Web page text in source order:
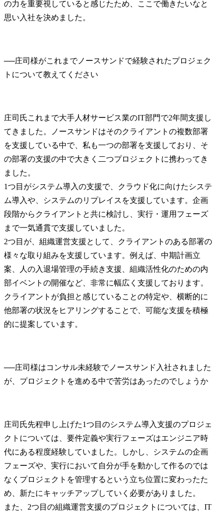
の力を重要視していると感じたため、ここで働きたいなと
思い入社を決めました。
──庄司様がこれまでノースサンドで経験されたプロジェク
庄司氏これまで大手人材サービス業のIT部門で2年間支援し
てきました。ノースサンドはそのクライアントの複数部署
を支援している中で、私も一つの部署を支援しており、そ
の部署の支援の中で大きく二つプロジェクトに携わってき
ました。
1つ目がシステム導入の支援で、クラウド化に向けたシステ
ム導入や、システムのリプレイスを支援しています。企画
段階からクライアントと共に検討し、実行・運用フェーズ
まで一気通貫で支援していました。
2つ目が、組織運営支援として、クライアントのある部署の
様々な取り組みを支援しています。例えば、中期計画立
案、人の入退場管理の手続き支援、組織活性化のための内
部イベントの開催など、非常に幅広く支援しております。
クライアントが負担と感じていることの特定や、横断的に
他部署の状況をヒアリングすることで、可能な支援を積極
的に提案しています。
──庄司様はコンサル未経験でノースサンド入社されました
庄司氏先程申し上げた1つ目のシステム導入支援のプロジェ
クトについては、要件定義や実行フェーズはエンジニア時
代にある程度経験していました。しかし、システムの企画
フェーズや、実行において自分が手を動かして作るのでは
なくプロジェクトを管理するという立ち位置に変わったた
め、新たにキャッチアップしていく必要がありました。
また、2つ目の組織運営支援のプロジェクトについては、IT